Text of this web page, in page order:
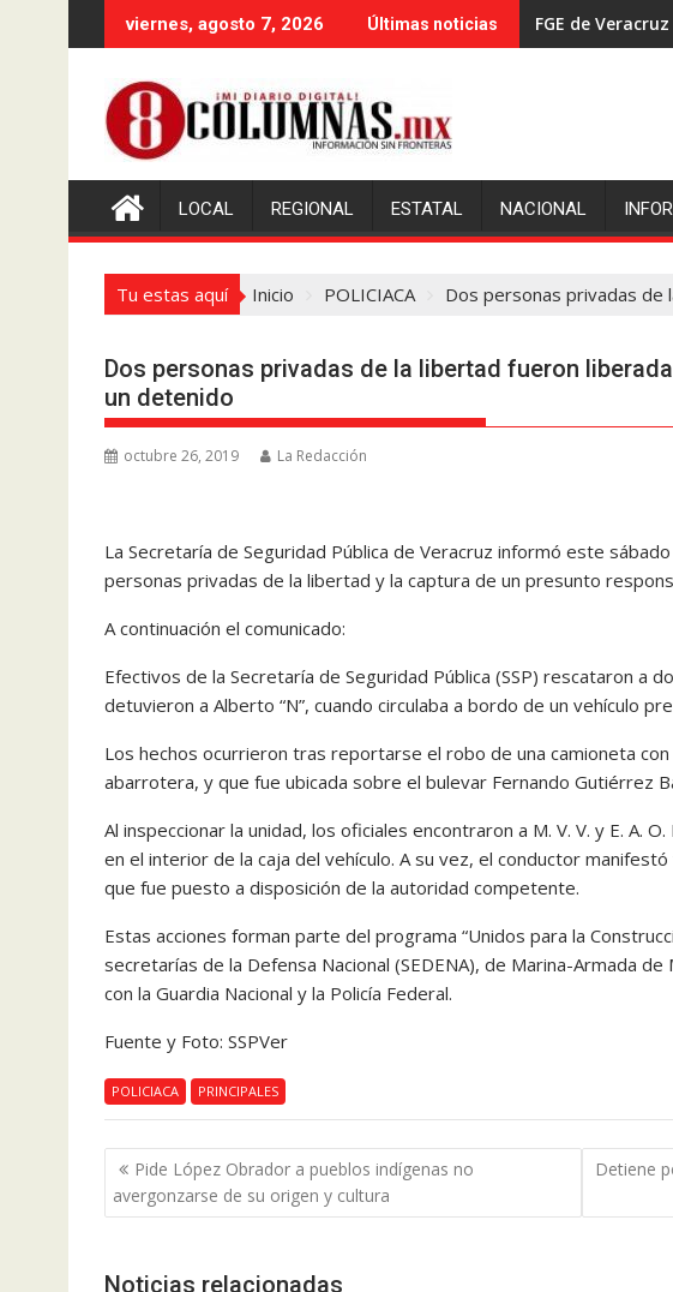
al
viernes, agosto 7, 2026 Últimas noticias FGE de
LOCAL REGIONAL ESTATAL NACIONAL
Tu estas aquí Inicio POLICIACA Dos personas privadas de
Dos personas privadas de la libertad fueron
un detenido
octubre 26, 2019 La Redacción
La Secretaría de Seguridad Pública de Veracruz informó este
personas privadas de la libertad y la captura de un presunto
A continuación el comunicado:
Efectivos de la Secretaría de Seguridad Pública (SSP) rescataron a
detuvieron a Alberto “N”, cuando circulaba a bordo de un vehículo
Los hechos ocurrieron tras reportarse el robo de una camioneta
abarrotera, y que fue ubicada sobre el bulevar Fernando Gutiérrez
Al inspeccionar la unidad, los oficiales encontraron a M. V. V. y E. A.
en el interior de la caja del vehículo. A su vez, el conductor
que fue puesto a disposición de la autoridad competente.
Estas acciones forman parte del programa “Unidos para la
secretarías de la Defensa Nacional (SEDENA), de Marina-Armada
con la Guardia Nacional y la Policía Federal.
Fuente y Foto: SSPVer
POLICIACA PRINCIPALES
Navegación
de
entradas
Pide López Obrador a pueblos indígenas no
avergonzarse de su origen y cultura
Detiene
Noticias relacionadas